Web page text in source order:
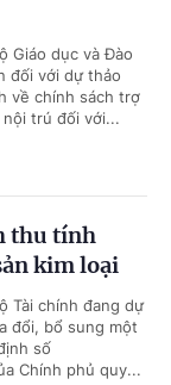
Giáo dục và Đào
đối với dự thảo
về chính sách trợ
trú đối với...
thu tính
kim loại
Tài chính đang dự
đổi, bổ sung một
số
Chính phủ quy...